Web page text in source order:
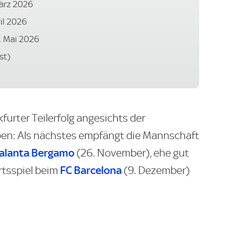
2026
2026
Mai 2026
Teilerfolg angesichts der
Als nächstes empfängt die Mannschaft
Bergamo (26. November), ehe gut
beim FC Barcelona (9. Dezember)